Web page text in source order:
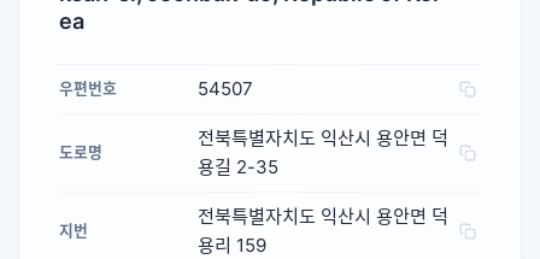
ea
우편번호 54507
도로명
전북특별자치도 익산시 용안면 덕
용길 2-35
지번
전북특별자치도 익산시 용안면 덕
용리 159